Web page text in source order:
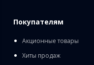
Покупателям
Акционные товары
Хиты продаж